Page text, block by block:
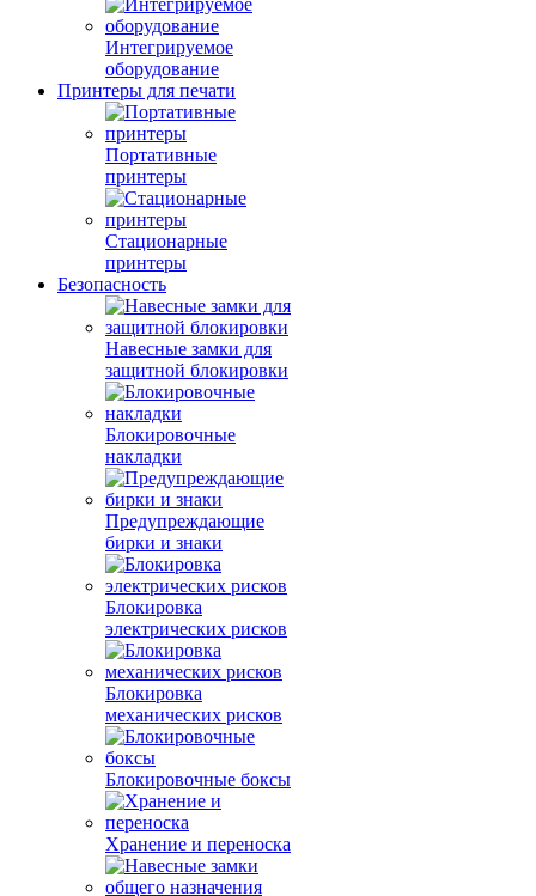
Интегрируемое
оборудование
Принтеры для печати
Портативные
принтеры
Стационарные
принтеры
Безопасность
Навесные замки для
защитной блокировки
Блокировочные
накладки
Предупреждающие
бирки и знаки
Блокировка
электрических рисков
Блокировка
механических рисков
Блокировочные боксы
Хранение и переноска